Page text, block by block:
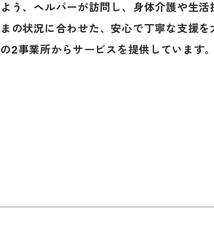
う、ヘルパーが訪問し、身体介護や生
の状況に合わせた、安心で丁寧な支援
2事業所からサービスを提供しています。